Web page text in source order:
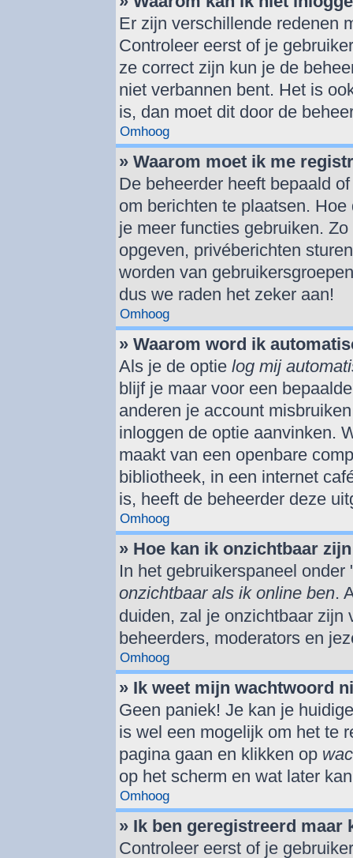
Er zijn verschillende redenen
Controleer eerst of je
ze correct zijn kun je de
niet verbannen bent. Het is
is, dan moet dit door de
Omhoog
» Waarom moet ik me
De beheerder heeft bepaald
om berichten te plaatsen.
je meer functies gebruiken.
opgeven, privéberichten
worden van
dus we raden het zeker aan!
Omhoog
» Waarom word ik
Als je de optie log mij
blijf je maar voor een
anderen je account
inloggen de optie aanvinken.
maakt van een openbare
bibliotheek, in een internet
is, heeft de beheerder deze
Omhoog
» Hoe kan ik onzichtbaar
In het gebruikerspaneel
onzichtbaar als ik online ben.
duiden, zal je onzichtbaar zijn
beheerders, moderators en
Omhoog
» Ik weet mijn wachtwoord
Geen paniek! Je kan je
is wel een mogelijk om het te
pagina gaan en klikken op
op het scherm en wat later
Omhoog
» Ik ben geregistreerd maar
Controleer eerst of je